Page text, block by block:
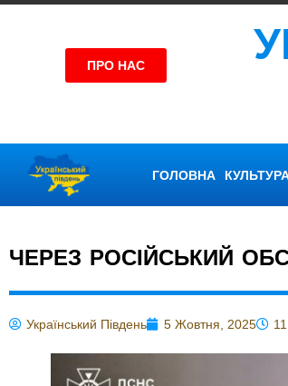
ПРО НАС
ГОЛОВНА
ЧЕРЕЗ РОСІЙСЬКИЙ
Український Південь 5 Жовтня, 2025